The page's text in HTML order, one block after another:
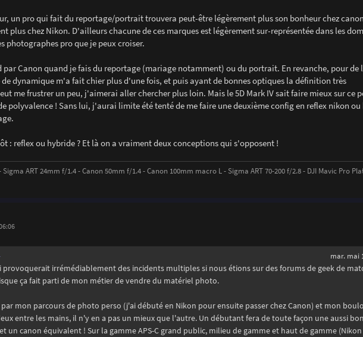
un pro qui fait du reportage/portrait trouvera peut-être légèrement plus son bonheur chez
plus chez Nikon. D'ailleurs chacune de ces marques est légèrement sur-représentée dans les
photographes pro que je peux croiser.
par Canon quand je fais du reportage (mariage notamment) ou du portrait. En revanche, pour de
dynamique m'a fait chier plus d'une fois, et puis ayant de bonnes optiques la définition très
me frustrer un peu, j'aimerai aller chercher plus loin. Mais le 5D Mark IV sait faire mieux sur ce
polyvalence ! Sans lui, j'aurai limite été tenté de me faire une deuxième config en reflex nikon
: reflex ou hybride ? Et là on a vraiment deux conceptions qui s'opposent !
ART 24mm f/1.4 - Canon 50mm f/1.4 - Canon 100mm macro L - Sigma ART 70-200 f/2.8 - DJI Mavic Pro
mar. mai
provoquerait irrémédiablement des incidents multiples si nous étions sur des forums de geek de
ça fait parti de mon métier de vendre du matériel photo.
mon parcours de photo perso (j'ai débuté en Nikon pour ensuite passer chez Canon) et mon
entre les mains, il n'y en a pas un mieux que l'autre. Un débutant fera de toute façon une aussi
un canon équivalent ! Sur la gamme APS-C grand public, milieu de gamme et haut de gamme (Nikon